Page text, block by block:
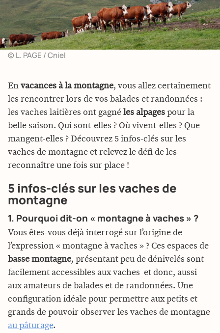
© L. PAGE / Cniel
En vacances à la montagne, vous allez certainement
les rencontrer lors de vos balades et randonnées :
les vaches laitières ont gagné les alpages pour la
belle saison. Qui sont-elles ? Où vivent-elles ? Que
mangent-elles ? Découvrez 5 infos-clés sur les
vaches de montagne et relevez le défi de les
reconnaître une fois sur place !
5 infos-clés sur les vaches de
montagne
1. Pourquoi dit-on « montagne à vaches » ?
Vous êtes-vous déjà interrogé sur l’origine de
l’expression « montagne à vaches » ? Ces espaces de
basse montagne, présentant peu de dénivelés sont
facilement accessibles aux vaches  et donc, aussi
aux amateurs de balades et de randonnées. Une
configuration idéale pour permettre aux petits et
grands de pouvoir observer les vaches de montagne
au pâturage.